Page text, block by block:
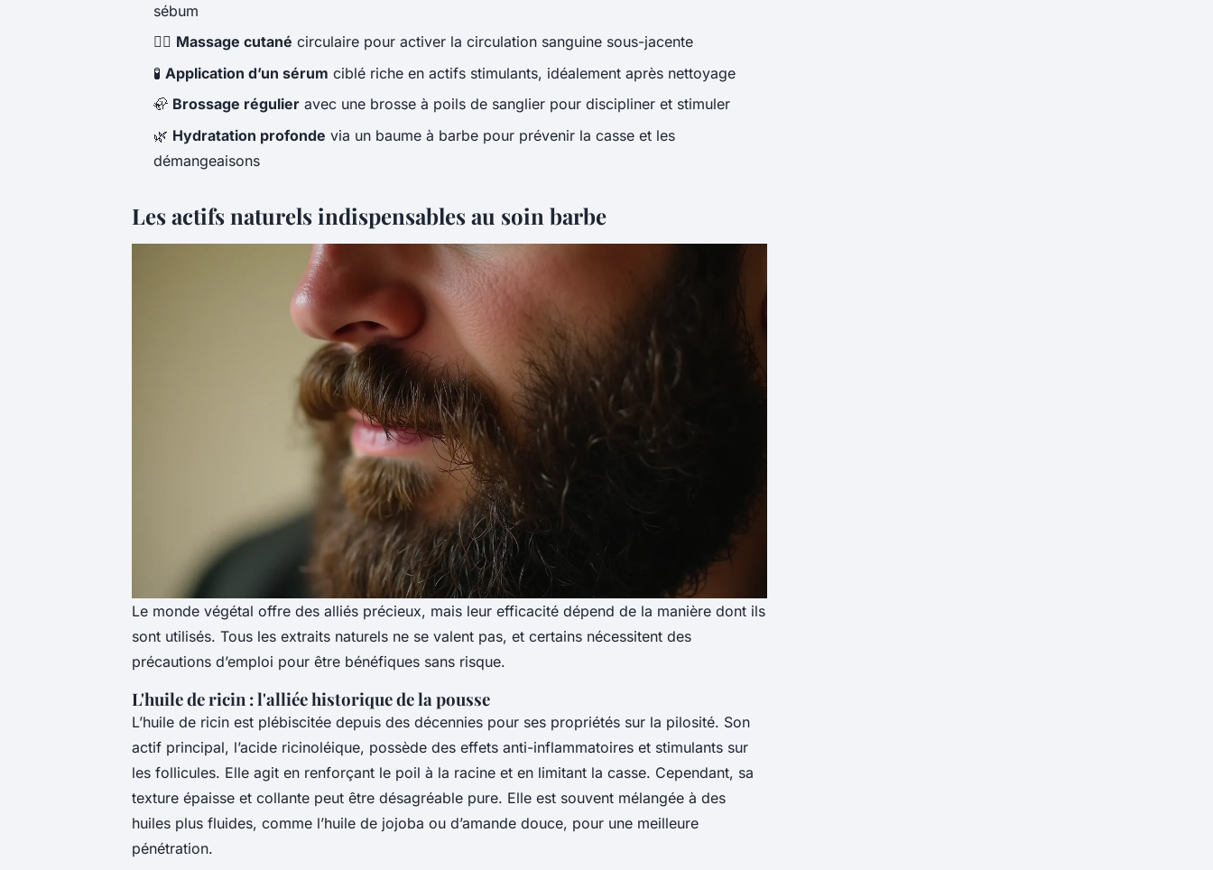
sébum
💆‍♂️ Massage cutané circulaire pour activer la circulation sanguine sous-jacente
🧪 Application d’un sérum ciblé riche en actifs stimulants, idéalement après nettoyage
🦣 Brossage régulier avec une brosse à poils de sanglier pour discipliner et stimuler
🌿 Hydratation profonde via un baume à barbe pour prévenir la casse et les
démangeaisons
Les actifs naturels indispensables au soin barbe
Le monde végétal offre des alliés précieux, mais leur efficacité dépend de la manière dont ils
sont utilisés. Tous les extraits naturels ne se valent pas, et certains nécessitent des
précautions d’emploi pour être bénéfiques sans risque.
L'huile de ricin : l'alliée historique de la pousse
L’huile de ricin est plébiscitée depuis des décennies pour ses propriétés sur la pilosité. Son
actif principal, l’acide ricinoléique, possède des effets anti-inflammatoires et stimulants sur
les follicules. Elle agit en renforçant le poil à la racine et en limitant la casse. Cependant, sa
texture épaisse et collante peut être désagréable pure. Elle est souvent mélangée à des
huiles plus fluides, comme l’huile de jojoba ou d’amande douce, pour une meilleure
pénétration.